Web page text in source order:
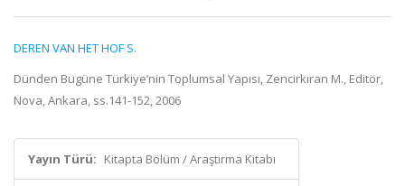
DEREN VAN HET HOF S.
Dünden Bugüne Türkiye’nin Toplumsal Yapısı, Zencirkıran M., Editör,
Nova, Ankara, ss.141-152, 2006
Yayın Türü: Kitapta Bölüm / Araştırma Kitabı